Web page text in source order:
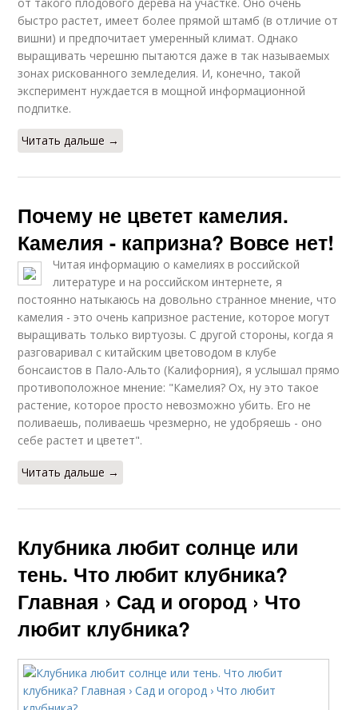
быстро растет, имеет более прямой штамб (в отличие от
вишни) и предпочитает умеренный климат. Однако
выращивать черешню пытаются даже в так называемых
зонах рискованного земледелия. И, конечно, такой
эксперимент нуждается в мощной информационной
подпитке.
Читать дальше →
Почему не цветет камелия.
Камелия - капризна? Вовсе нет!
Читая информацию о камелиях в российской
литературе и на российском интернете, я
постоянно натыкаюсь на довольно странное мнение, что
камелия - это очень капризное растение, которое могут
выращивать только виртуозы. С другой стороны, когда я
разговаривал с китайским цветоводом в клубе
бонсаистов в Пало-Альто (Калифорния), я услышал прямо
противоположное мнение: "Камелия? Ох, ну это такое
растение, которое просто невозможно убить. Его не
поливаешь, поливаешь чрезмерно, не удобряешь - оно
себе растет и цветет".
Читать дальше →
Клубника любит солнце или
тень. Что любит клубника?
Главная › Сад и огород › Что
любит клубника?